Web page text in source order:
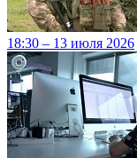
18:30 – 13 июля 2026